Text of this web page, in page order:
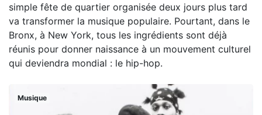
simple fête de quartier organisée deux jours plus tard
va transformer la musique populaire. Pourtant, dans le
Bronx, à New York, tous les ingrédients sont déjà
réunis pour donner naissance à un mouvement culturel
qui deviendra mondial : le hip-hop.
Musique